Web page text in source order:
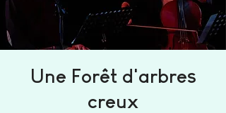
Une Forêt d'arbres
creux